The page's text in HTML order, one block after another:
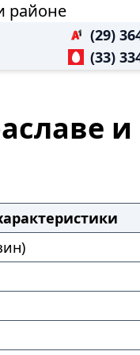
районе
(29)
(33)